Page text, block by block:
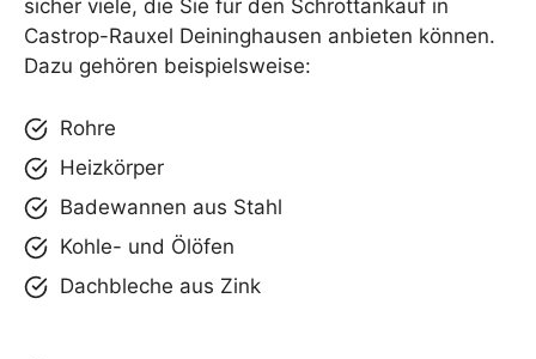
sicher viele, die Sie für den Schrottankauf in
Castrop-Rauxel Deininghausen anbieten können.
Dazu gehören beispielsweise:
Rohre
Heizkörper
Badewannen aus Stahl
Kohle- und Ölöfen
Dachbleche aus Zink